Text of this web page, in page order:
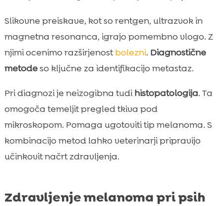
Slikovne preiskave, kot so rentgen, ultrazvok in
magnetna resonanca, igrajo pomembno vlogo. Z
njimi ocenimo razširjenostbolezni. Diagnostične
metodeso ključne za identifikacijo metastaz.
Pri diagnozi je neizogibna tudihistopatologija. Ta
omogoča temeljit pregled tkiva pod
mikroskopom. Pomaga ugotoviti tip melanoma. S
kombinacijo metod lahko veterinarji pripravijo
učinkovit načrt zdravljenja.
Zdravljenje melanoma pri psih